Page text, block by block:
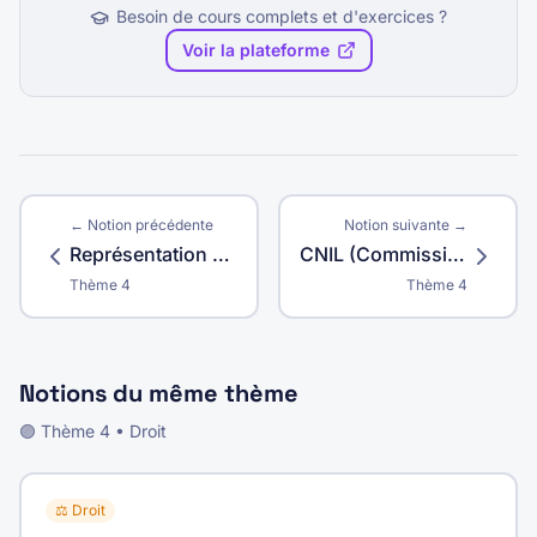
Besoin de cours complets et d'exercices ?
Voir la plateforme
← Notion précédente
Représentation du personnel
Thème 4
Notion suivante →
CNIL (Commission Nationale de l'Informatique et des Libertés)
Thème 4
Notions du même thème
🟣 Thème 4 • Droit
⚖️ Droit